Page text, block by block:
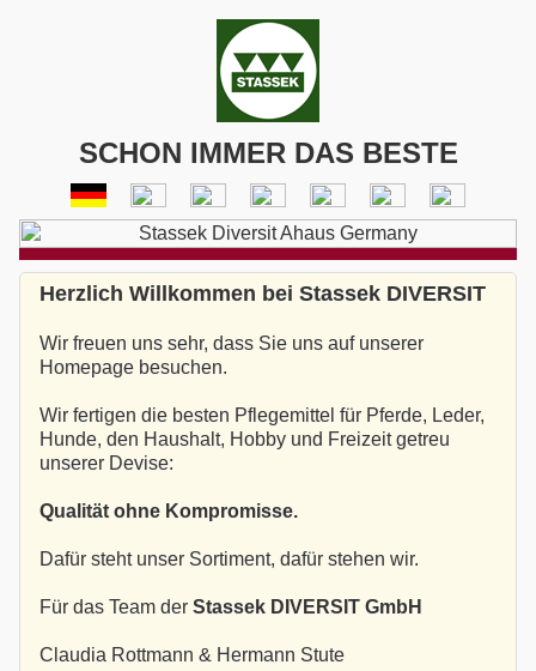
SCHON IMMER DAS BESTE
Herzlich Willkommen bei Stassek DIVERSIT
Wir freuen uns sehr, dass Sie uns auf unserer
Homepage besuchen.
Wir fertigen die besten Pflegemittel für Pferde, Leder,
Hunde, den Haushalt, Hobby und Freizeit getreu
unserer Devise:
Qualität ohne Kompromisse.
Dafür steht unser Sortiment, dafür stehen wir.
Für das Team der Stassek DIVERSIT GmbH
Claudia Rottmann & Hermann Stute